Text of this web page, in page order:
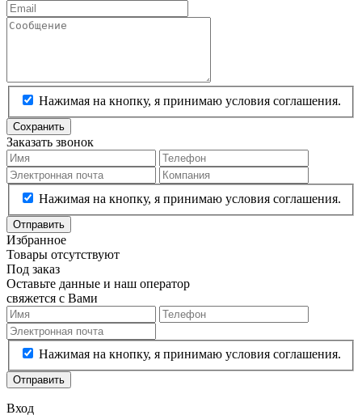
Нажимая на кнопку, я принимаю условия соглашения.
Сохранить
Заказать звонок
Нажимая на кнопку, я принимаю условия соглашения.
Отправить
Избранное
Товары отсутствуют
Под заказ
Оставьте данные и наш оператор
свяжется с Вами
Нажимая на кнопку, я принимаю условия соглашения.
Отправить
Вход